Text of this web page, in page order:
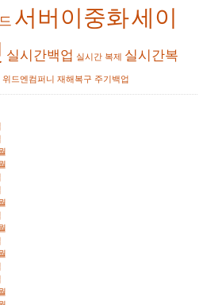
서버이중화세이
실시간백업 실시간 복제 실시간복
위드엔컴퍼니 재해복구 주기백업